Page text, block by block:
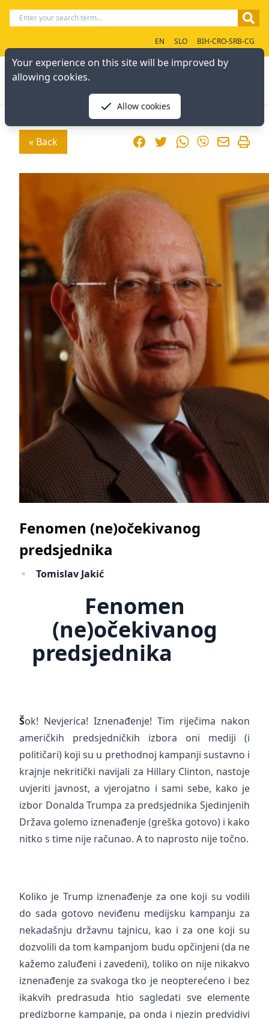
EN SLO BIH-CRO-SRB-CG
« Back FacebookTwitterWhatsApp
Viber
Fenomen (ne)očekivanog
predsjednika
Tomislav Jakić
Fenomen
(ne)očekivanog
predsjednika
Šok! Nevjerica! Iznenađenje! Tim riječima nakon
američkih predsjedničkih izbora oni mediji (i
političari) koji su u prethodnoj kampanji sustavno i
krajnje nekritički navijali za Hillary Clinton, nastoje
uvjeriti javnost, a vjerojatno i sami sebe, kako je
izbor Donalda Trumpa za predsjednika Sjedinjenih
Država golemo iznenađenje (greška gotovo) i kako
nitko s time nije računao. A to naprosto nije točno.
Koliko je Trump iznenađenje za one koji su vodili
do sada gotovo neviđenu medijsku kampanju za
nekadašnju državnu tajnicu, kao i za one koji su
dozvolili da tom kampanjom budu opčinjeni (da ne
kažemo zaluđeni i zavedeni), toliko on nije nikakvo
iznenađenje za svakoga tko je neopterećeno i bez
ikakvih predrasuda htio sagledati sve elemente
predizborne kampanje, pa onda i njezin predvidivi
Your experience on this site will be improved by
allowing cookies.
Allow cookies